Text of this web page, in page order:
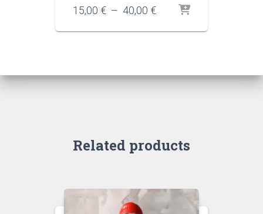
15,00 € – 40,00 €Plage
prix :
Related products